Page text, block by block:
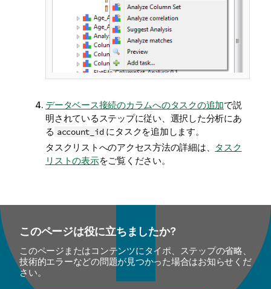
データベース接続のカラムへのタスクの追加で説
明されているステップに従い、選択した分析にあ
る account_id にタスクを追加します。
タスクリストへのアクセス方法の詳細は、 タスク
リストの表示をご覧ください。
このページは役に立ちましたか?
このページまたはコンテンツにタイポ、ステップの省略、
技術的エラーなどの問題が見つかった場合はお知らせくだ
さい。